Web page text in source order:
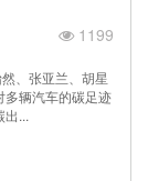
1199
、张亚兰、胡星
多辆汽车的碳足迹
出...